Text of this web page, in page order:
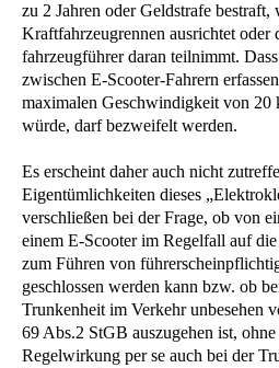
zu 2 Jahren oder Geldstrafe bestraft,
Kraftfahrzeugrennen ausrichtet
fahrzeugführer daran teilnimmt.
zwischen E-Scooter-Fahrern
maximalen Geschwindigkeit von 20
würde, darf bezweifelt werden.
Es erscheint daher auch nicht
Eigentümlichkeiten dieses
verschließen bei der Frage, ob von
einem E-Scooter im Regelfall auf
zum Führen von
geschlossen werden kann bzw. ob
Trunkenheit im Verkehr unbesehen
69 Abs.2 StGB auszugehen ist,
Regelwirkung per se auch bei der